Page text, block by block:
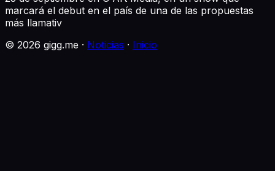
marcará el debut en el país de una de las propuestas
más llamativ
© 2026 gigg.me · Noticias · Inicio